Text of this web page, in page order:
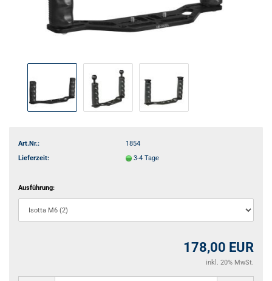
Art.Nr.:
1854
Lieferzeit:
3-4 Tage
Ausführung:
178,00 EUR
inkl. 20% MwSt.